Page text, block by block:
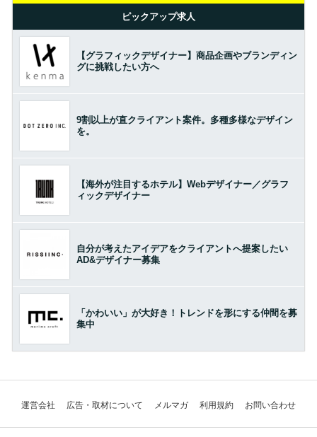
ピックアップ求人
【グラフィックデザイナー】商品企画やブランディン
グに挑戦したい方へ
9割以上が直クライアント案件。多種多様なデザイン
を。
【海外が注目するホテル】Webデザイナー／グラフ
ィックデザイナー
自分が考えたアイデアをクライアントへ提案したい
AD&デザイナー募集
「かわいい」が大好き！トレンドを形にする仲間を募
集中
運営会社 広告・取材について メルマガ 利用規約 お問い合わせ